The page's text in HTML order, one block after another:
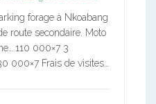
forage à Nkoabang
route secondaire. Moto
000×7 3
000×7 Frais de visites…